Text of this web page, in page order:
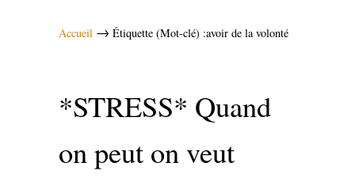
Accueil → Étiquette (Mot-clé) :avoir de la volonté
*STRESS* Quand
on peut on veut